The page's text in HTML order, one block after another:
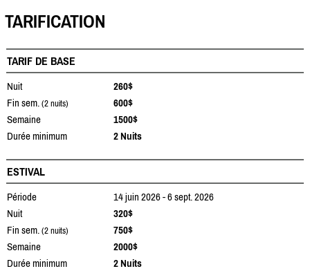
TARIFICATION
TARIF DE BASE
Nuit
260$
Fin sem. (2 nuits)
600$
Semaine
1500$
Durée minimum
2 Nuits
ESTIVAL
Période
14 juin 2026 - 6 sept. 2026
Nuit
320$
Fin sem. (2 nuits)
750$
Semaine
2000$
Durée minimum
2 Nuits